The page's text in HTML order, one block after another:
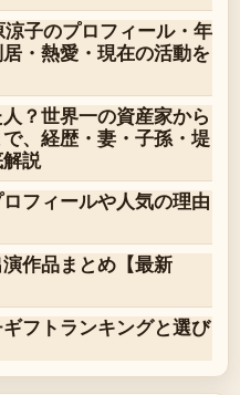
涼子のプロフィール・年
・熱愛・現在の活動を
？世界一の資産家から
、経歴・妻・子孫・堤
説
フィールや人気の理由
作品まとめ【最新
フトランキングと選び